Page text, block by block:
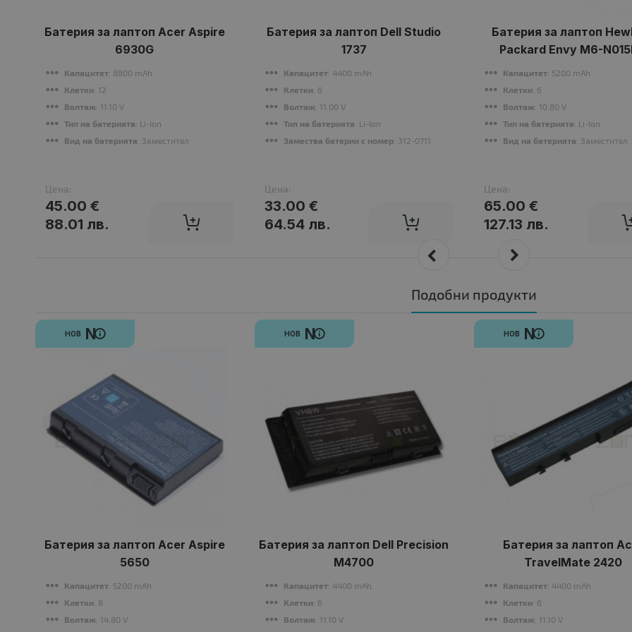
Батерия за лаптоп Acer Aspire
6930G
Капацитет: 8800 mAh
Клетки: 12
Волтаж: 11.10 V
Тип на батерията: Li-Ion
Вид на батерията: Заместител
Цена:
45.00 €
88.01 лв.
Батерия за лаптоп Dell Studio
1737
Капацитет: 4400 mAh
Клетки: 6
Волтаж: 11.00 V
Тип на батерията: Li-Ion
Замества батерии с номер: 312-0711, 312-0712, KM973, MT342, PW835, RM791
Цена:
33.00 €
64.54 лв.
Батерия за лаптоп
Packard Envy M6-
Капацитет: 5200 mAh
Клетки: 6
Волтаж: 10.80 V
Тип на батерията: Li-Ion
Вид на батерията: Заместител
Цена:
65.00 €
127.13 лв.
Подобни продукти
НОВ N
Батерия за лаптоп Acer Aspire
5650
Капацитет: 5200 mAh
Клетки: 8
Волтаж: 14.80 V
НОВ N
Батерия за лаптоп Dell Precision
M4700
Капацитет: 4400 mAh
Клетки: 6
Волтаж: 11.10 V
НОВ N
Батерия за лаптоп
TravelMate 2420
Капацитет: 4400 mAh
Клетки: 6
Волтаж: 11.10 V